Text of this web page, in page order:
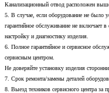
Канализационный отвод расположен
5. В случае, если оборудование не было
гарантийное обслуживание не включает в
настройку и диагностику изделия.
6. Полное гарантийное и сервисное
сервисным центром.
Не доверяйте установку изделия
7. Срок ремонта/замены деталей
8. Выезд техников сервисного центра